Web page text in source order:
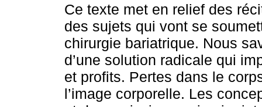
Ce texte met en relief des
des sujets qui vont se
chirurgie bariatrique. Nous
d’une solution radicale qui
et profits. Pertes dans le
l’image corporelle. Les